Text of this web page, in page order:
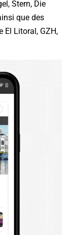
Stern, Die
que des
El Litoral, GZH,